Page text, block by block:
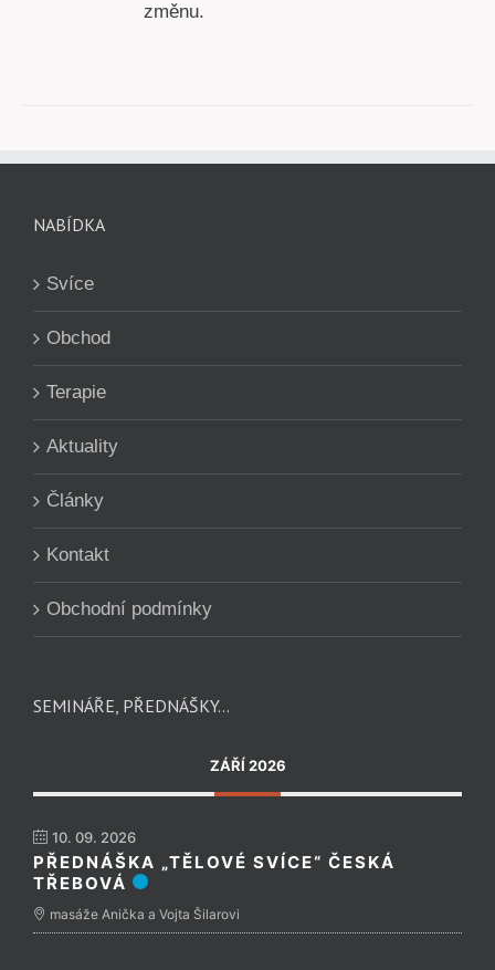
změnu.
NABÍDKA
Svíce
Obchod
Terapie
Aktuality
Články
Kontakt
Obchodní podmínky
SEMINÁŘE, PŘEDNÁŠKY…
ZÁŘÍ 2026
10. 09. 2026
PŘEDNÁŠKA „TĚLOVÉ SVÍCE“ ČESKÁ
TŘEBOVÁ
masáže Anička a Vojta Šilarovi